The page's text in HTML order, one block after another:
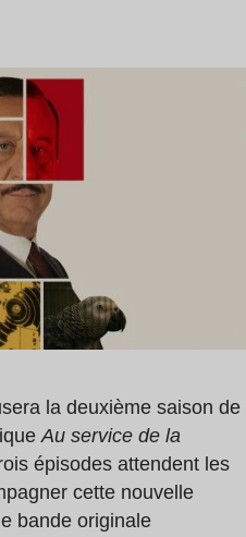
la deuxième saison de
Au service de la
épisodes attendent les
cette nouvelle
bande originale